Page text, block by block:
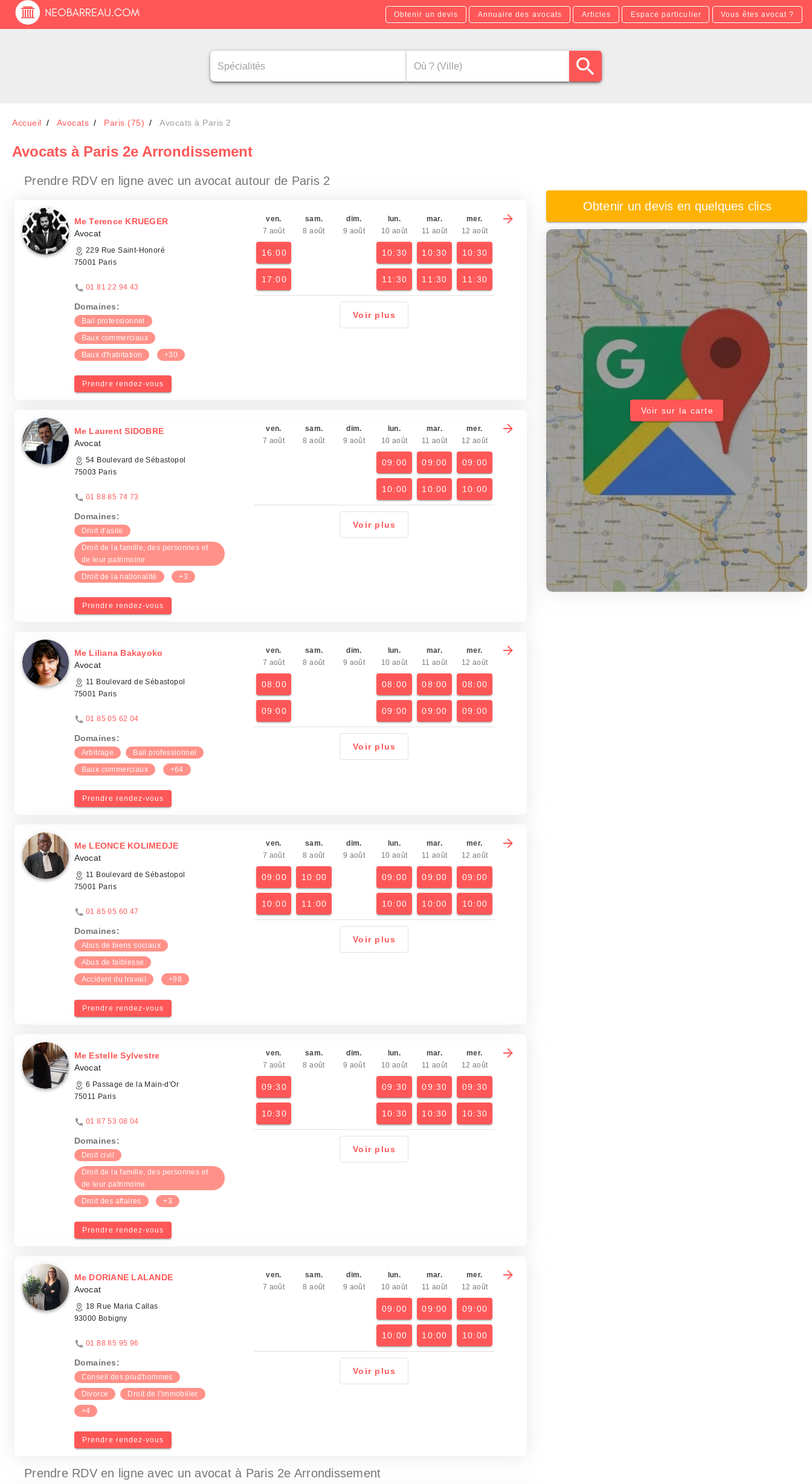
Obtenir un devis Annuaire des avocats Articles Espace particulier Vous êtes avocat ?
Accueil Avocats Paris (75) Avocats à Paris 2
Avocats à Paris 2e Arrondissement
Prendre RDV en ligne avec un avocat autour de Paris 2
Me Terence KRUEGER
Avocat
229 Rue Saint-Honoré
75001 Paris
01 81 22 94 43
Domaines:
Bail professionnel
Baux commerciaux
Baux d'habitation
+30
Prendre rendez-vous
ven.
7 août
16:00
17:00
sam.
8 août
dim.
9 août
lun.
10 août
10:30
11:30
mar.
11 août
10:30
11:30
mer.
12 août
10:30
11:30
Voir plus
Me Laurent SIDOBRE
Avocat
54 Boulevard de Sébastopol
75003 Paris
01 88 85 74 73
Domaines:
Droit d'asile
Droit de la famille, des personnes et
de leur patrimoine
Droit de la nationalité
+3
Prendre rendez-vous
ven.
7 août
sam.
8 août
dim.
9 août
lun.
10 août
09:00
10:00
mar.
11 août
09:00
10:00
mer.
12 août
09:00
10:00
Voir plus
Me Liliana Bakayoko
Avocat
11 Boulevard de Sébastopol
75001 Paris
01 85 05 62 04
Domaines:
Arbitrage
Bail professionnel
Baux commerciaux
+64
Prendre rendez-vous
ven.
7 août
08:00
09:00
sam.
8 août
dim.
9 août
lun.
10 août
08:00
09:00
mar.
11 août
08:00
09:00
mer.
12 août
08:00
09:00
Voir plus
Me LEONCE KOLIMEDJE
Avocat
11 Boulevard de Sébastopol
75001 Paris
01 85 05 60 47
Domaines:
Abus de biens sociaux
Abus de faiblesse
Accident du travail
+98
Prendre rendez-vous
ven.
7 août
09:00
10:00
sam.
8 août
10:00
11:00
dim.
9 août
lun.
10 août
09:00
10:00
mar.
11 août
09:00
10:00
mer.
12 août
09:00
10:00
Voir plus
Me Estelle Sylvestre
Avocat
6 Passage de la Main-d'Or
75011 Paris
01 87 53 08 04
Domaines:
Droit civil
Droit de la famille, des personnes et
de leur patrimoine
Droit des affaires
+3
Prendre rendez-vous
ven.
7 août
09:30
10:30
sam.
8 août
dim.
9 août
lun.
10 août
09:30
10:30
mar.
11 août
09:30
10:30
mer.
12 août
09:30
10:30
Voir plus
Me DORIANE LALANDE
Avocat
18 Rue Maria Callas
93000 Bobigny
01 88 85 95 96
Domaines:
Conseil des prud'hommes
Divorce
Droit de l'immobilier
+4
Prendre rendez-vous
ven.
7 août
sam.
8 août
dim.
9 août
lun.
10 août
09:00
10:00
mar.
11 août
09:00
10:00
mer.
12 août
09:00
10:00
Voir plus
Prendre RDV en ligne avec un avocat à Paris 2e Arrondissement
Obtenir un devis en quelques clics
Voir sur la carte